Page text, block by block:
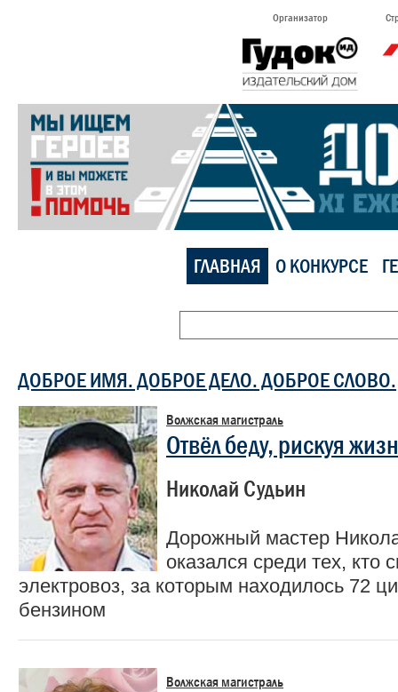
Организатор
ГЛАВНАЯ О КОНКУРСЕ
ДОБРОЕ ИМЯ. ДОБРОЕ ДЕЛО. ДОБРОЕ СЛОВО.
Волжская магистраль
Отвёл беду, рискуя
Николай Судьин
Дорожный мастер
оказался среди тех, кто
электровоз, за которым находилось 72
бензином
Волжская магистраль